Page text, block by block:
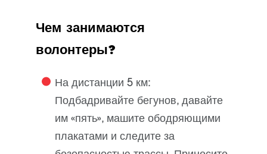
Чем занимаются
волонтеры?
На дистанции 5 км:
Подбадривайте бегунов, давайте
им «пять», машите ободряющими
плакатами и следите за